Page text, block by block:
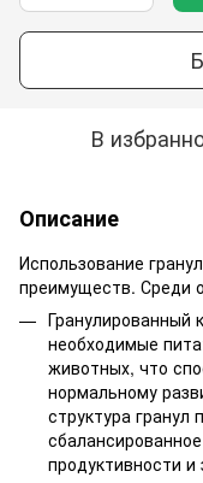
В
Описание
Использование
преимуществ. Среди
Гранулированный
необходимые
животных, что
нормальному
структура гранул
продуктивности